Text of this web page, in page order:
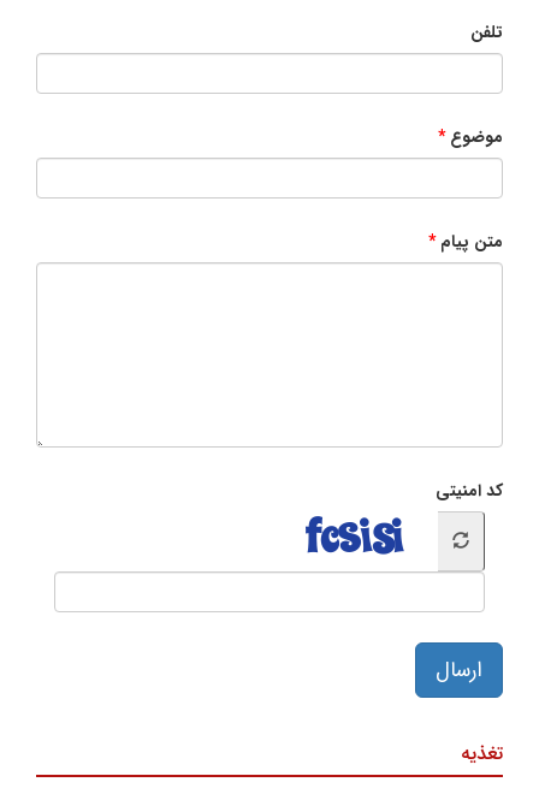
تلفن
موضوع
متن پیام
کد امنیتی
ارسال
تغذیه